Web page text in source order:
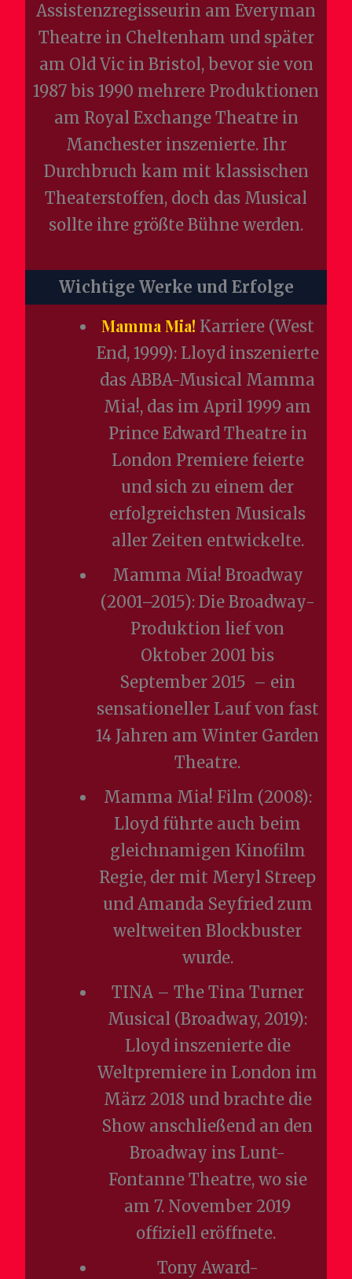
Assistenzregisseurin am Everyman
Theatre in Cheltenham und später
am Old Vic in Bristol, bevor sie von
1987 bis 1990 mehrere Produktionen
am Royal Exchange Theatre in
Manchester inszenierte. Ihr
Durchbruch kam mit klassischen
Theaterstoffen, doch das Musical
sollte ihre größte Bühne werden.
Wichtige Werke und Erfolge
Mamma Mia! Karriere (West
End, 1999): Lloyd inszenierte
das ABBA-Musical Mamma
Mia!, das im April 1999 am
Prince Edward Theatre in
London Premiere feierte
und sich zu einem der
erfolgreichsten Musicals
aller Zeiten entwickelte.
Mamma Mia! Broadway
(2001–2015): Die Broadway-
Produktion lief von
Oktober 2001 bis
September 2015 – ein
sensationeller Lauf von fast
14 Jahren am Winter Garden
Theatre.
Mamma Mia! Film (2008):
Lloyd führte auch beim
gleichnamigen Kinofilm
Regie, der mit Meryl Streep
und Amanda Seyfried zum
weltweiten Blockbuster
wurde.
TINA – The Tina Turner
Musical (Broadway, 2019):
Lloyd inszenierte die
Weltpremiere in London im
März 2018 und brachte die
Show anschließend an den
Broadway ins Lunt-
Fontanne Theatre, wo sie
am 7. November 2019
offiziell eröffnete.
Tony Award-